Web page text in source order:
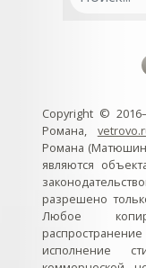
Copyright ©
Романа,
Романа
являются
разрешено
Любое
исполнение